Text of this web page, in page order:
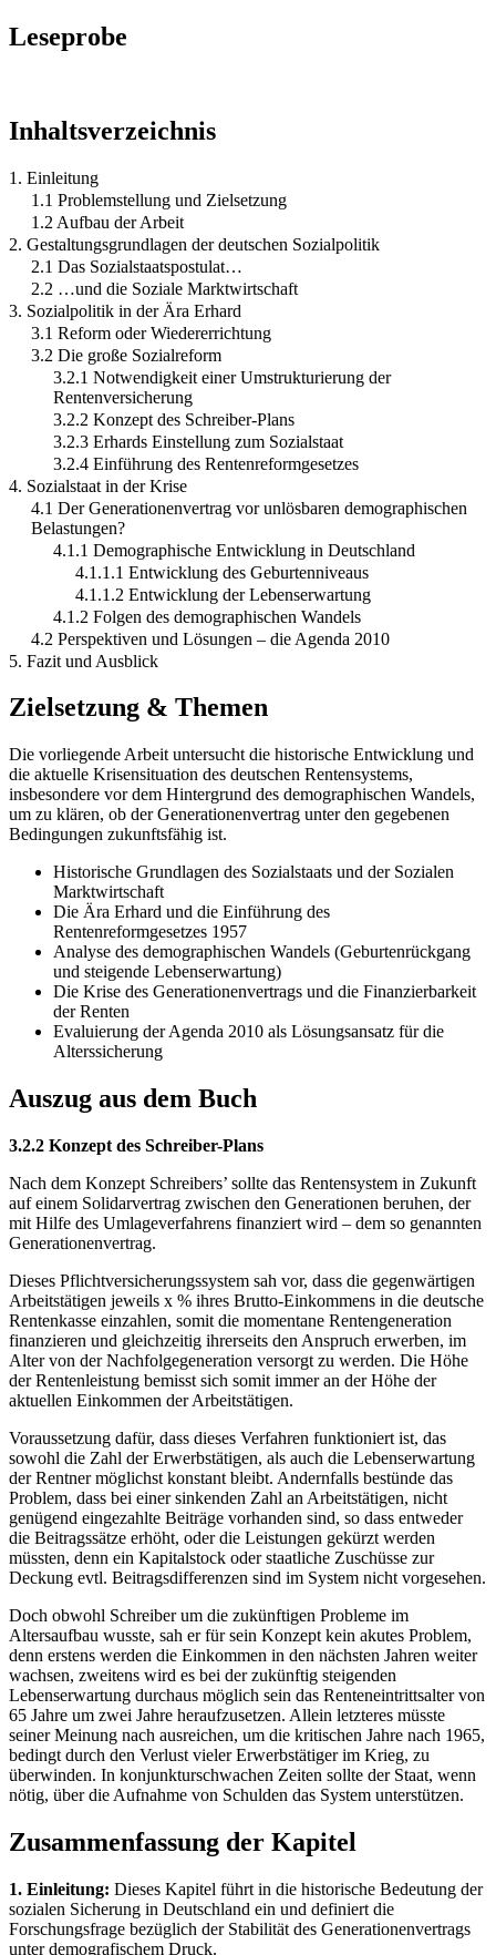
Leseprobe
Inhaltsverzeichnis
1. Einleitung
1.1 Problemstellung und Zielsetzung
1.2 Aufbau der Arbeit
2. Gestaltungsgrundlagen der deutschen Sozialpolitik
2.1 Das Sozialstaatspostulat…
2.2 …und die Soziale Marktwirtschaft
3. Sozialpolitik in der Ära Erhard
3.1 Reform oder Wiedererrichtung
3.2 Die große Sozialreform
3.2.1 Notwendigkeit einer Umstrukturierung der
Rentenversicherung
3.2.2 Konzept des Schreiber-Plans
3.2.3 Erhards Einstellung zum Sozialstaat
3.2.4 Einführung des Rentenreformgesetzes
4. Sozialstaat in der Krise
4.1 Der Generationenvertrag vor unlösbaren demographischen
Belastungen?
4.1.1 Demographische Entwicklung in Deutschland
4.1.1.1 Entwicklung des Geburtenniveaus
4.1.1.2 Entwicklung der Lebenserwartung
4.1.2 Folgen des demographischen Wandels
4.2 Perspektiven und Lösungen – die Agenda 2010
5. Fazit und Ausblick
Zielsetzung & Themen
Die vorliegende Arbeit untersucht die historische Entwicklung und
die aktuelle Krisensituation des deutschen Rentensystems,
insbesondere vor dem Hintergrund des demographischen Wandels,
um zu klären, ob der Generationenvertrag unter den gegebenen
Bedingungen zukunftsfähig ist.
Historische Grundlagen des Sozialstaats und der Sozialen
Marktwirtschaft
Die Ära Erhard und die Einführung des
Rentenreformgesetzes 1957
Analyse des demographischen Wandels (Geburtenrückgang
und steigende Lebenserwartung)
Die Krise des Generationenvertrags und die Finanzierbarkeit
der Renten
Evaluierung der Agenda 2010 als Lösungsansatz für die
Alterssicherung
Auszug aus dem Buch
3.2.2 Konzept des Schreiber-Plans
Nach dem Konzept Schreibers’ sollte das Rentensystem in Zukunft
auf einem Solidarvertrag zwischen den Generationen beruhen, der
mit Hilfe des Umlageverfahrens finanziert wird – dem so genannten
Generationenvertrag.
Dieses Pflichtversicherungssystem sah vor, dass die gegenwärtigen
Arbeitstätigen jeweils x % ihres Brutto-Einkommens in die deutsche
Rentenkasse einzahlen, somit die momentane Rentengeneration
finanzieren und gleichzeitig ihrerseits den Anspruch erwerben, im
Alter von der Nachfolgegeneration versorgt zu werden. Die Höhe
der Rentenleistung bemisst sich somit immer an der Höhe der
aktuellen Einkommen der Arbeitstätigen.
Voraussetzung dafür, dass dieses Verfahren funktioniert ist, das
sowohl die Zahl der Erwerbstätigen, als auch die Lebenserwartung
der Rentner möglichst konstant bleibt. Andernfalls bestünde das
Problem, dass bei einer sinkenden Zahl an Arbeitstätigen, nicht
genügend eingezahlte Beiträge vorhanden sind, so dass entweder
die Beitragssätze erhöht, oder die Leistungen gekürzt werden
müssten, denn ein Kapitalstock oder staatliche Zuschüsse zur
Deckung evtl. Beitragsdifferenzen sind im System nicht vorgesehen.
Doch obwohl Schreiber um die zukünftigen Probleme im
Altersaufbau wusste, sah er für sein Konzept kein akutes Problem,
denn erstens werden die Einkommen in den nächsten Jahren weiter
wachsen, zweitens wird es bei der zukünftig steigenden
Lebenserwartung durchaus möglich sein das Renteneintrittsalter von
65 Jahre um zwei Jahre heraufzusetzen. Allein letzteres müsste
seiner Meinung nach ausreichen, um die kritischen Jahre nach 1965,
bedingt durch den Verlust vieler Erwerbstätiger im Krieg, zu
überwinden. In konjunkturschwachen Zeiten sollte der Staat, wenn
nötig, über die Aufnahme von Schulden das System unterstützen.
Zusammenfassung der Kapitel
1. Einleitung: Dieses Kapitel führt in die historische Bedeutung der
sozialen Sicherung in Deutschland ein und definiert die
Forschungsfrage bezüglich der Stabilität des Generationenvertrags
unter demografischem Druck.